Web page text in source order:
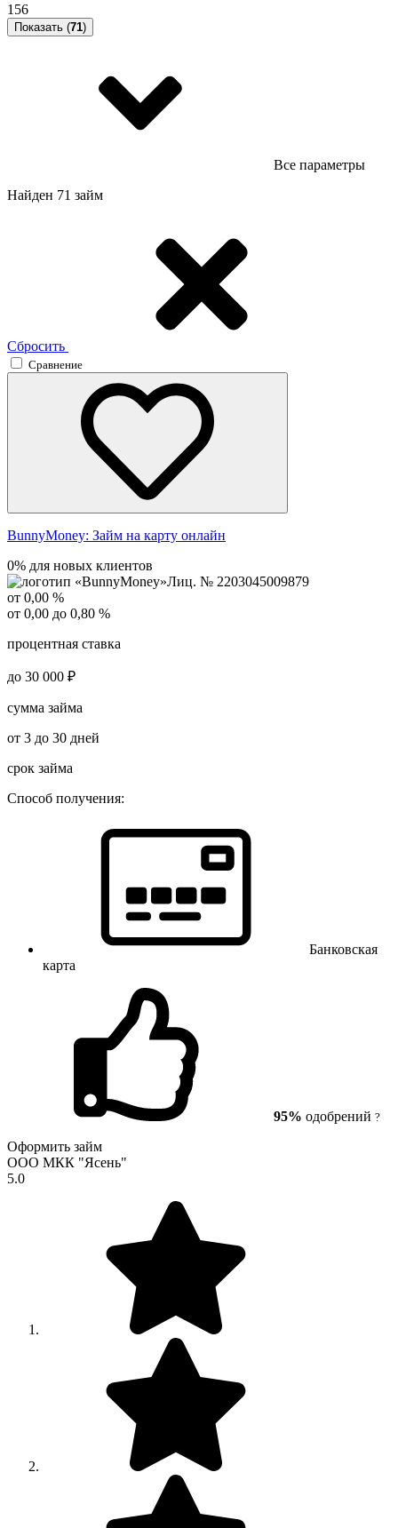
156
Показать (71)
Все параметры
Найден 71 займ
Сбросить
Сравнение
BunnyMoney: Займ на карту онлайн
0% для новых клиентов
Лиц. № 2203045009879
от 0,00 %
от 0,00 до 0,80 %
процентная ставка
до 30 000 ₽
сумма займа
от 3 до 30 дней
срок займа
Способ получения:
Банковская
карта
95% одобрений ?
Оформить займ
ООО МКК "Ясень"
5.0